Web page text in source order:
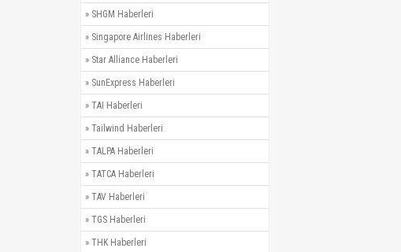
» SHGM Haberleri
» Singapore Airlines Haberleri
» Star Alliance Haberleri
» SunExpress Haberleri
» TAI Haberleri
» Tailwind Haberleri
» TALPA Haberleri
» TATCA Haberleri
» TAV Haberleri
» TGS Haberleri
» THK Haberleri